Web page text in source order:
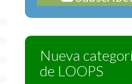
Nueva
de LOOPS